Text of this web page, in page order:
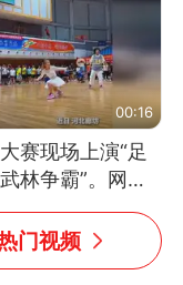
00:16
赛现场上演“足
林争霸”。网
是踢毽子，分明
现场！#睡个好
门视频